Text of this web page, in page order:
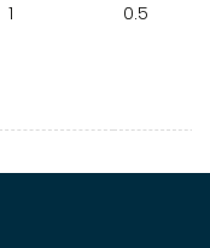
1 0.5